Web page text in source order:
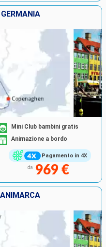
Pagamento in 4X
Mini Club bambini gratis
Animazione a bordo
da 969 €